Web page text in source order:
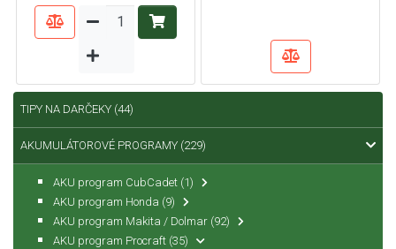
TIPY NA DARČEKY (44)
AKUMULÁTOROVÉ PROGRAMY (229)
AKU program CubCadet (1)
AKU program Honda (9)
AKU program Makita / Dolmar (92)
AKU program Procraft (35)